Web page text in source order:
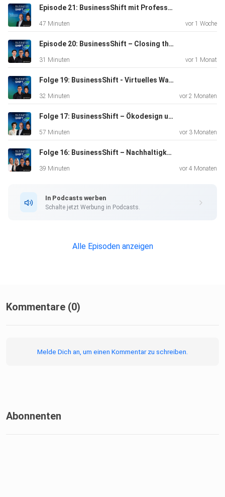
noch nicht alles perfekt ist. Episode 21: BusinessShift mit Professor Dr. Christian Berg: Ist Nachhaltigkeit auf dem Rückzug?
47 Minuten vor 1 Woche
Episode 20: BusinessShift – Closing the Loop with NIO by TÜV Rheinland
31 Minuten vor 1 Monat
Folge 19: BusinessShift - Virtuelles Wasser: Der unsichtbare Verbrauch in globalen Lieferketten by TÜV Rheinland
32 Minuten vor 2 Monaten
Folge 17: BusinessShift – Ökodesign und Kreislaufwirtschaft - der Talk mit DIN
57 Minuten vor 3 Monaten
Folge 16: BusinessShift – Nachhaltigkeit braucht Governance @AUNDE
39 Minuten vor 4 Monaten
In Podcasts werben
Schalte jetzt Werbung in Podcasts.
Alle Episoden anzeigen
Kommentare (0)
Melde Dich an, um einen Kommentar zu schreiben.
Abonnenten